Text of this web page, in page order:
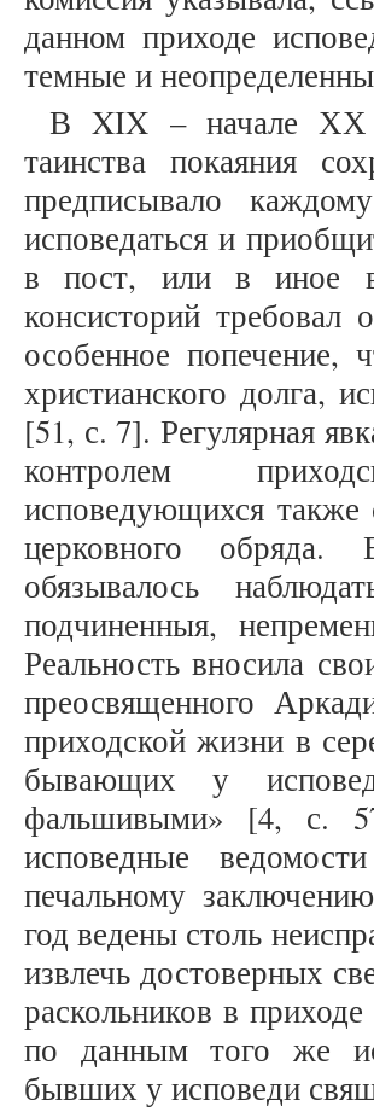
данном приходе
темные и
В XIX – начале ХХ
таинства покаяния
предписывало
исповедаться и
в пост, или в иное
консисторий требовал
особенное попечение,
христианского долга,
[51, с. 7]. Регулярная
контролем
исповедующихся также
церковного обряда.
обязывалось
подчиненныя,
Реальность вносила
преосвященного
приходской жизни в
бывающих у
фальшивыми» [4, с.
исповедные
печальному
год ведены столь
извлечь достоверных
раскольников в
по данным того же
бывших у исповеди